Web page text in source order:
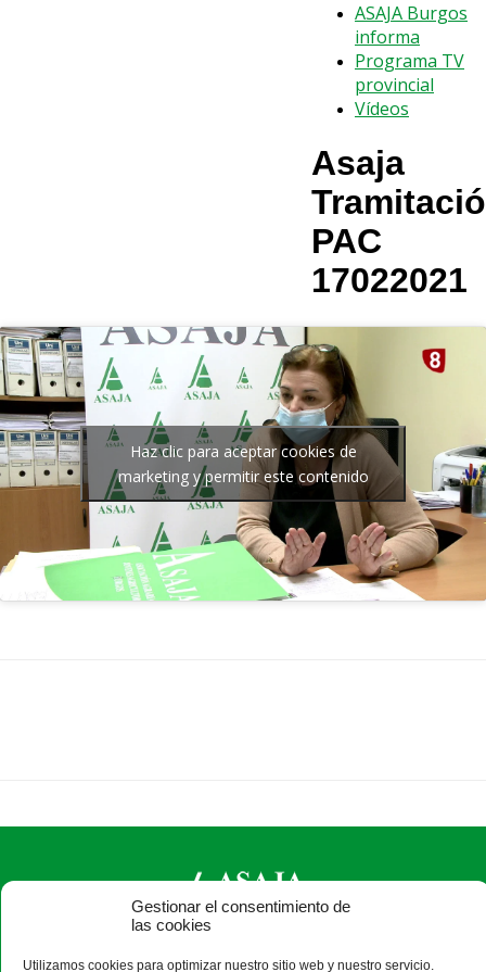
Gestionar el consentimiento de
las cookies
Utilizamos cookies para optimizar nuestro sitio web y nuestro servicio.
ASAJA Burgos
informa
Programa TV
provincial
Vídeos
Asaja
PAC
17022021
Haz clic para aceptar cookies de
marketing y permitir este contenido
ASAJA Burgos - Jóvenes Agricultores